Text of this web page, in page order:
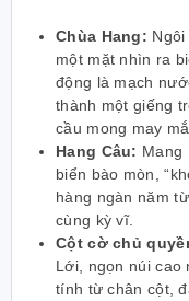
Chùa Hang:
một mặt nhìn ra
động là mạch
thành một giếng
cầu mong may
Hang Câu: Mang
biển bào mòn,
hàng ngàn năm
cùng kỳ vĩ.
Cột cờ chủ
Lới, ngọn núi cao
tính từ chân cột,